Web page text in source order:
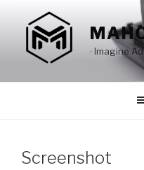
contenido
· Imagine
Screenshot